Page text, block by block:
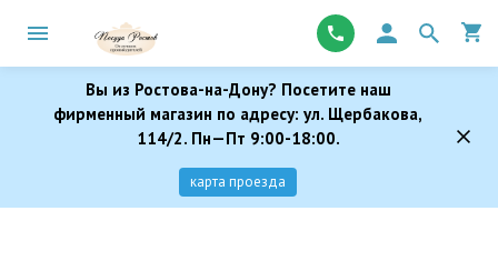
Вы из Ростова-на-Дону? Посетите наш
фирменный магазин по адресу: ул. Щербакова,
114/2. Пн—Пт 9:00-18:00.
карта проезда